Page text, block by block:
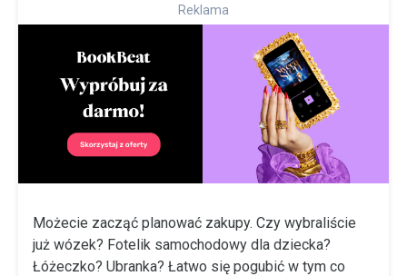
Reklama
Możecie zacząć planować zakupy. Czy wybraliście
już wózek? Fotelik samochodowy dla dziecka?
Łóżeczko? Ubranka? Łatwo się pogubić w tym co